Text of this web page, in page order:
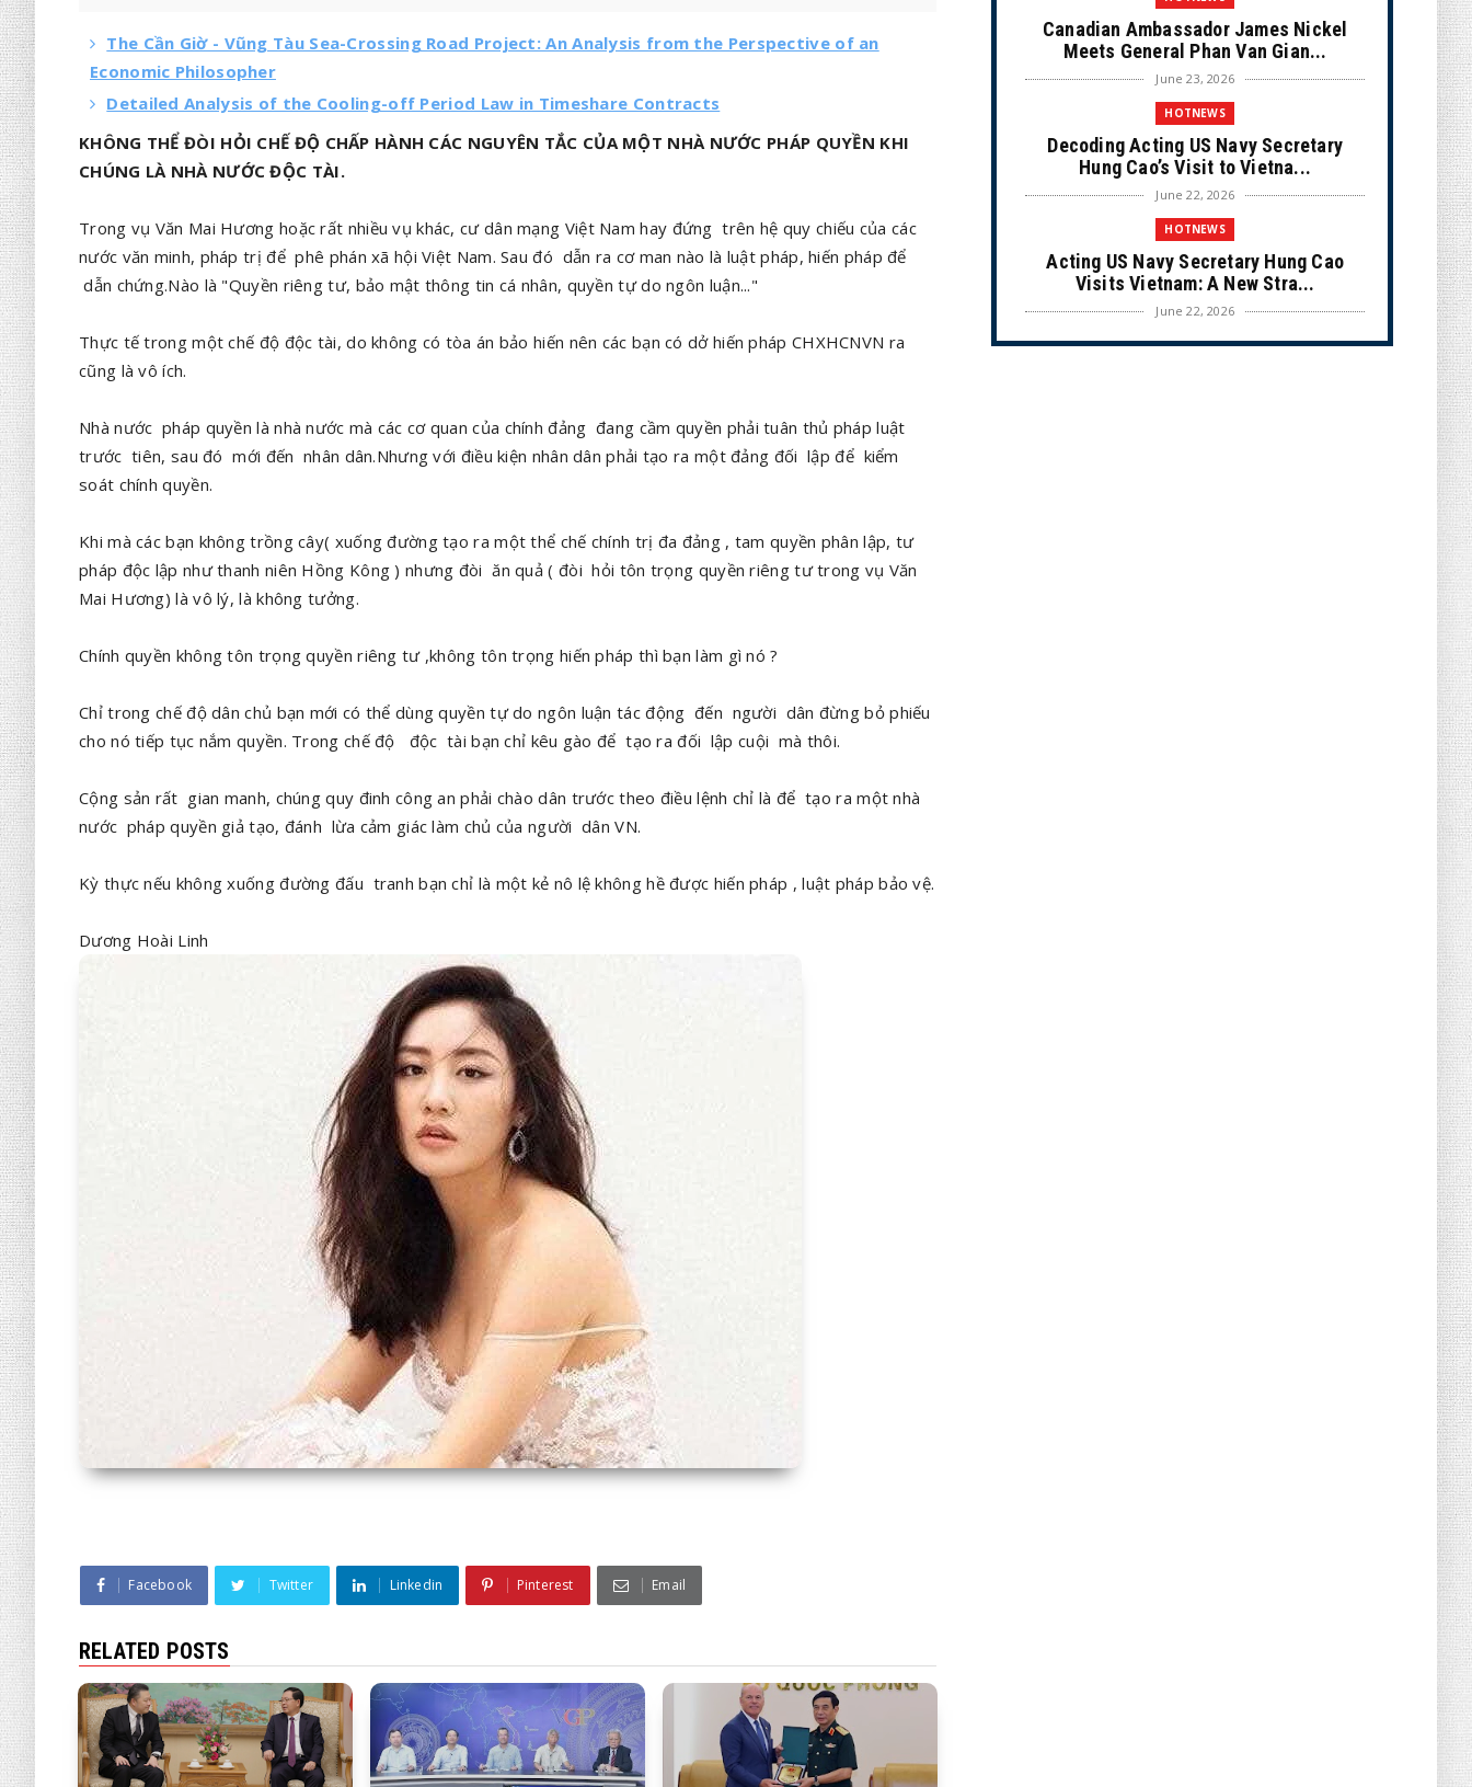
The Cần Giờ - Vũng Tàu Sea-Crossing Road Project: An Analysis from the Perspective of an
Economic Philosopher
Detailed Analysis of the Cooling-off Period Law in Timeshare Contracts
KHÔNG THỂ ĐÒI HỎI CHẾ ĐỘ CHẤP HÀNH CÁC NGUYÊN TẮC CỦA MỘT NHÀ NƯỚC PHÁP QUYỀN KHI
CHÚNG LÀ NHÀ NƯỚC ĐỘC TÀI.
Trong vụ Văn Mai Hương hoặc rất nhiều vụ khác, cư dân mạng Việt Nam hay đứng trên hệ quy chiếu của các
nước văn minh, pháp trị để phê phán xã hội Việt Nam. Sau đó dẫn ra cơ man nào là luật pháp, hiến pháp để
dẫn chứng.Nào là "Quyền riêng tư, bảo mật thông tin cá nhân, quyền tự do ngôn luận..."
Thực tế trong một chế độ độc tài, do không có tòa án bảo hiến nên các bạn có dở hiến pháp CHXHCNVN ra
cũng là vô ích.
Nhà nước pháp quyền là nhà nước mà các cơ quan của chính đảng đang cầm quyền phải tuân thủ pháp luật
trước tiên, sau đó mới đến nhân dân.Nhưng với điều kiện nhân dân phải tạo ra một đảng đối lập để kiểm
soát chính quyền.
Khi mà các bạn không trồng cây( xuống đường tạo ra một thể chế chính trị đa đảng , tam quyền phân lập, tư
pháp độc lập như thanh niên Hồng Kông ) nhưng đòi ăn quả ( đòi hỏi tôn trọng quyền riêng tư trong vụ Văn
Mai Hương) là vô lý, là không tưởng.
Chính quyền không tôn trọng quyền riêng tư ,không tôn trọng hiến pháp thì bạn làm gì nó ?
Chỉ trong chế độ dân chủ bạn mới có thể dùng quyền tự do ngôn luận tác động đến người dân đừng bỏ phiếu
cho nó tiếp tục nắm quyền. Trong chế độ độc tài bạn chỉ kêu gào để tạo ra đối lập cuội mà thôi.
Cộng sản rất gian manh, chúng quy đinh công an phải chào dân trước theo điều lệnh chỉ là để tạo ra một nhà
nước pháp quyền giả tạo, đánh lừa cảm giác làm chủ của người dân VN.
Kỳ thực nếu không xuống đường đấu tranh bạn chỉ là một kẻ nô lệ không hề được hiến pháp , luật pháp bảo vệ.
Dương Hoài Linh
Facebook Twitter Linkedin Pinterest Email
RELATED POSTS
Canadian Ambassador James Nickel
Meets General Phan Van Gian...
June 23, 2026
HOTNEWS
Decoding Acting US Navy Secretary
Hung Cao’s Visit to Vietna...
June 22, 2026
HOTNEWS
Acting US Navy Secretary Hung Cao
Visits Vietnam: A New Stra...
June 22, 2026
CULTURE